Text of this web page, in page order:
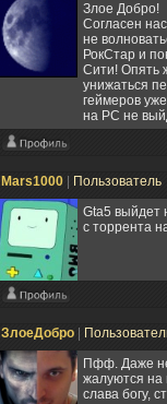
Злое Добро!
Согласен
не
РокСтар и
Сити! Опять
унижаться
геймеров
на РС не
Mars1000 Пользователь
Gta5 выйдет
с торрента
ЗлоеДобро
Пфф. Даже
жалуются на
слава богу,